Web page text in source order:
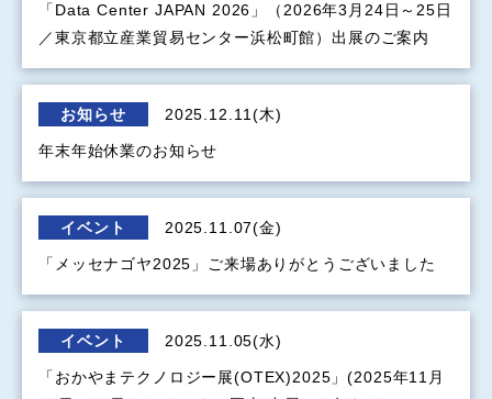
「Data Center JAPAN 2026」（2026年3月24日～25日
／東京都立産業貿易センター浜松町館）出展のご案内
お知らせ 2025.12.11(木)
年末年始休業のお知らせ
イベント 2025.11.07(金)
「メッセナゴヤ2025」ご来場ありがとうございました
イベント 2025.11.05(水)
「おかやまテクノロジー展(OTEX)2025」(2025年11月